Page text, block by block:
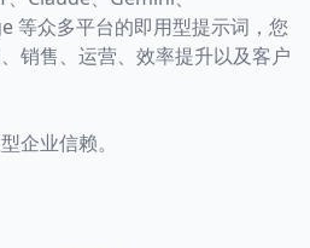
等众多平台的即用型提示词，您
销售、运营、效率提升以及客户
企业信赖。